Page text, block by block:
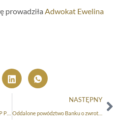
prowadziła Adwokat Ewelina
NASTĘPNY
Oddalone powództwo Banku o zwrot kapitału kredytu!